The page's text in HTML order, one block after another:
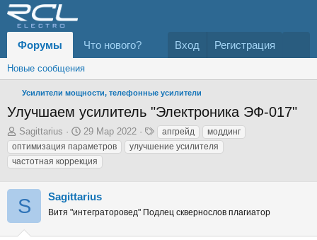
Форумы Что нового? Вход Регистрация
Новые сообщения
Усилители мощности, телефонные усилители
Улучшаем усилитель "Электроника ЭФ-017"
А
в
т
о
е
ы
Sаgittarius
Д
а
т
а
а
29 Мар 2022
е
г
апгрейд
моддинг
оптимизация параметров
улучшение усилителя
частотная коррекция
S Sаgittarius
Витя "интеграторовед" Подлец сквернослов плагиатор